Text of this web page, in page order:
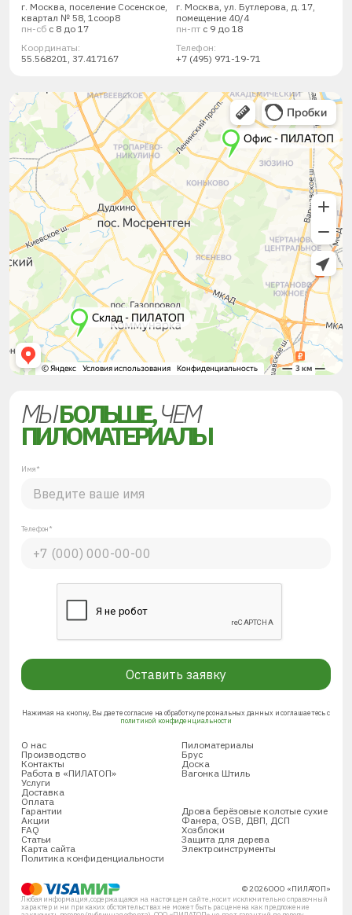
г. Москва, поселение Сосенское,
квартал № 58, 1соор8
пн-сб с 8 до 17
Координаты:
55.568201, 37.417167
г. Москва, ул. Бутлерова, д. 17,
помещение 40/4
пн-пт с 9 до 18
Телефон:
+7 (495) 971-19-71
МЫБОЛЬШЕ,ЧЕМ
ПИЛОМАТЕРИАЛЫ
Имя*
Телефон*
Оставить заявку
Нажимая на кнопку, Вы даете согласие на обработку персональных данных и соглашаетесь с
политикой конфиденциальности
О нас
Производство
Контакты
Работа в «ПИЛАТОП»
Услуги
Доставка
Оплата
Гарантии
Акции
FAQ
Статьи
Карта сайта
Политика конфиденциальности
Пиломатериалы
Брус
Доска
Вагонка Штиль
Дрова берёзовые колотые сухие
Фанера, OSB, ДВП, ДСП
Хозблоки
Защита для дерева
Электроинструменты
© 2026 ООО «ПИЛАТОП»
Любая информация, содержащаяся на настоящем сайте, носит исключительно справочный
характер и ни при каких обстоятельствах не может быть расценена как предложение